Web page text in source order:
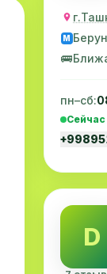
M
🚌
пн–сб:
D